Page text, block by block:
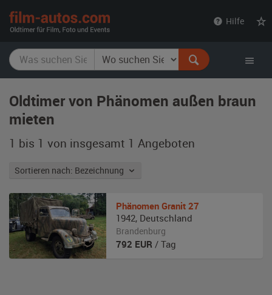
Hilfe
Oldtimer von Phänomen außen braun
mieten
1 bis 1 von insgesamt 1 Angeboten
Sortieren nach: Bezeichnung
Phänomen Granit 27
1942, Deutschland
Brandenburg
792 EUR / Tag